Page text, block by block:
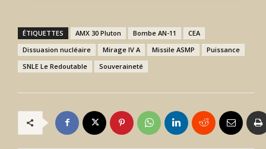
ÉTIQUETTES AMX 30 Pluton Bombe AN-11
CEA
Dissuasion nucléaire
Mirage IV A Missile ASMP
Puissance
SNLE Le Redoutable
Souveraineté